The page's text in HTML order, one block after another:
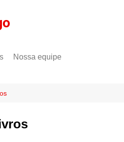
Nossa equipe